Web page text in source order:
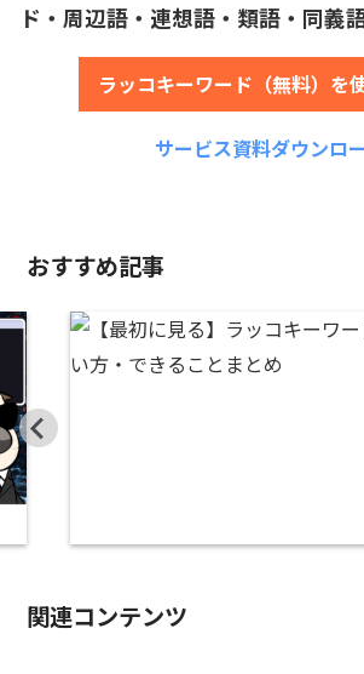
ド・周辺語・連想語・類語・同義
ラッコキーワード（無料）を
サービス資料ダウンロ
おすすめ記事
関連コンテンツ